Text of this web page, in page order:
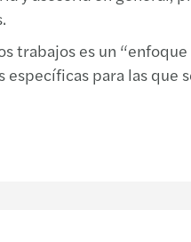
trabajos es un
para las que